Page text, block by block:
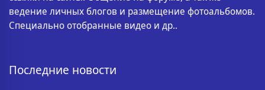
ведение личных блогов и размещение фотоальбомов.
Специально отобранные видео и др..
Последние новости